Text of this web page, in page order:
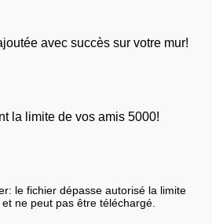
avec succès sur votre mur!
la limite de vos amis 5000!
le fichier dépasse autorisé la limite
ne peut pas être téléchargé.